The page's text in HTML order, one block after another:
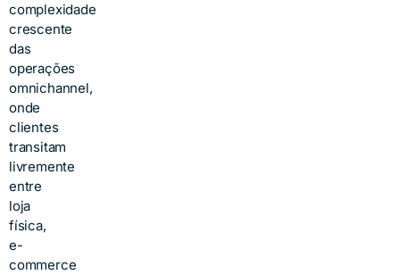
complexidade
crescente
das
operações
omnichannel,
onde
clientes
transitam
livremente
entre
loja
física,
e-
commerce